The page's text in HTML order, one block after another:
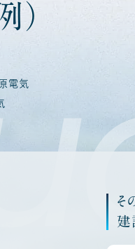
）
電気
そ
建